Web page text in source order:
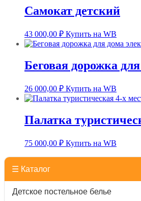
Самокат детский
43 000,00 ₽ Купить на WB
Беговая дорожка
26 000,00 ₽ Купить на WB
Палатка
75 000,00 ₽ Купить на WB
☰ Каталог
Детское постельное белье